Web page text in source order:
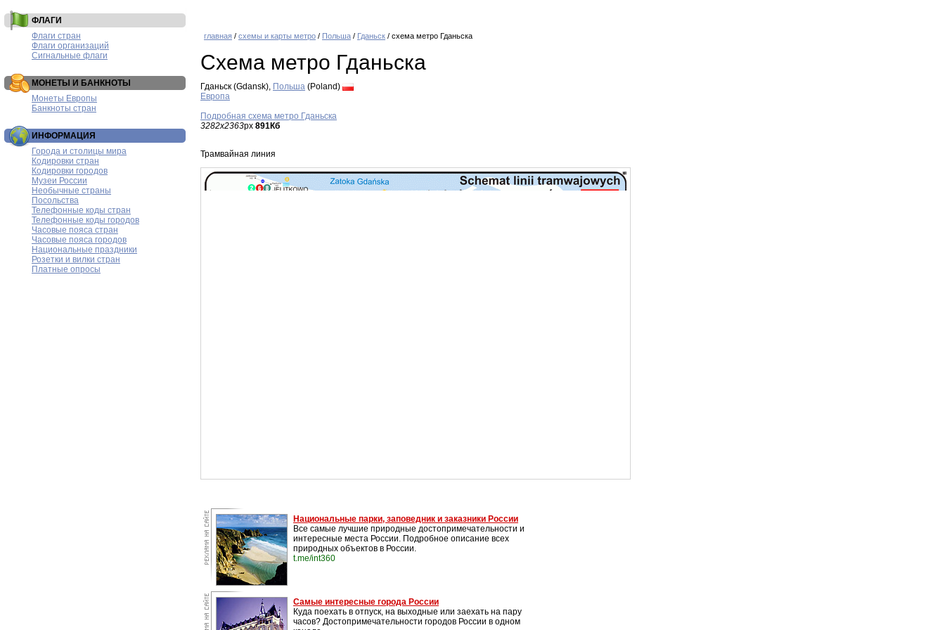
ФЛАГИ
Флаги стран
Флаги организаций
Сигнальные флаги
МОНЕТЫ И БАНКНОТЫ
Монеты Европы
Банкноты стран
ИНФОРМАЦИЯ
Города и столицы мира
Кодировки стран
Кодировки городов
Музеи России
Необычные страны
Посольства
Телефонные коды стран
Телефонные коды городов
Часовые пояса стран
Часовые пояса городов
Национальные праздники
Розетки и вилки стран
Платные опросы
главная / схемы и карты метро / Польша / Гданьск / схема метро Гданьска
Схема метро Гданьска
Гданьск (Gdansk), Польша (Poland)
Европа
Подробная схема метро Гданьска
3282x2363px 891Кб
Трамвайная линия
Национальные парки, заповедник и заказники России
Все самые лучшие природные достопримечательности и
интересные места России. Подробное описание всех
природных объектов в России.
t.me/int360
Самые интересные города России
Куда поехать в отпуск, на выходные или заехать на пару
часов? Достопримечательности городов России в одном